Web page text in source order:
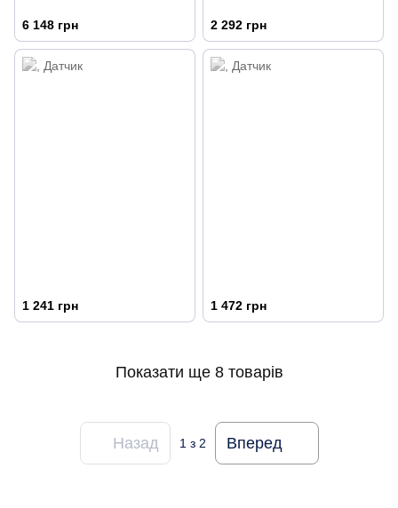
6 148 грн 2 292 грн
1 241 грн 1 472 грн
Показати ще 8 товарів
Назад 1 з 2 Вперед